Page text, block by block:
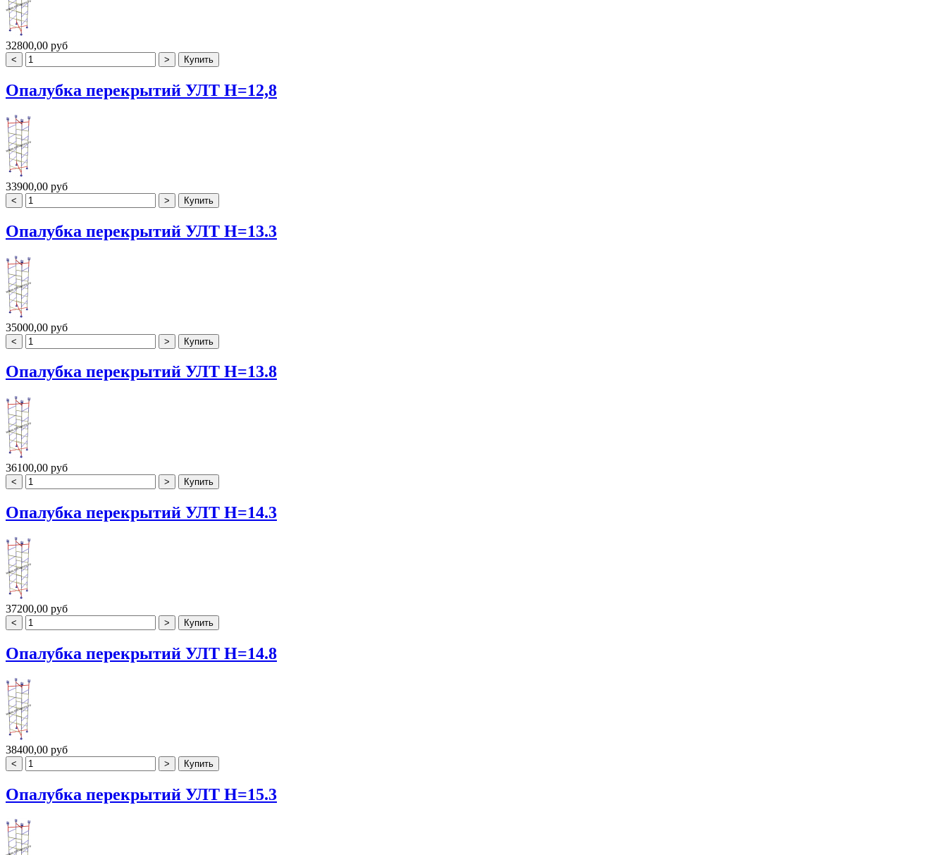
32800,00 руб
Опалубка перекрытий УЛТ H=12,8
33900,00 руб
Опалубка перекрытий УЛТ H=13.3
35000,00 руб
Опалубка перекрытий УЛТ H=13.8
36100,00 руб
Опалубка перекрытий УЛТ H=14.3
37200,00 руб
Опалубка перекрытий УЛТ H=14.8
38400,00 руб
Опалубка перекрытий УЛТ H=15.3